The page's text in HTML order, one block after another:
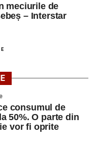
meciurile de
– Interstar
consumul de
50%. O parte din
vor fi oprite